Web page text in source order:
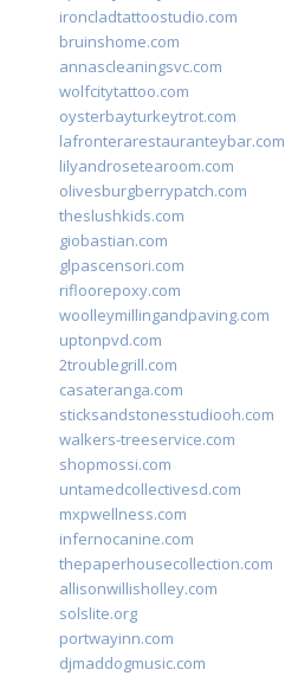
ironcladtattoostudio.com
bruinshome.com
annascleaningsvc.com
wolfcitytattoo.com
oysterbayturkeytrot.com
lafronterarestauranteybar.com
lilyandrosetearoom.com
olivesburgberrypatch.com
theslushkids.com
giobastian.com
glpascensori.com
rifloorepoxy.com
woolleymillingandpaving.com
uptonpvd.com
2troublegrill.com
casateranga.com
sticksandstonesstudiooh.com
walkers-treeservice.com
shopmossi.com
untamedcollectivesd.com
mxpwellness.com
infernocanine.com
thepaperhousecollection.com
allisonwillisholley.com
solslite.org
portwayinn.com
djmaddogmusic.com